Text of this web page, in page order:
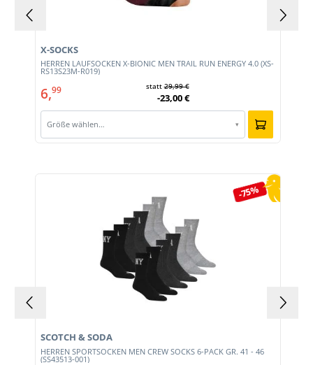
HERREN LAUFSOCKEN X-BIONIC MEN TRAIL RUN ENERGY 4.0 (XS-
RS13S23M-R019)
X-SOCKS
6,99 statt29,99 €
-23,00 €
Größe wählen… ▾
-75%
HERREN SPORTSOCKEN MEN CREW SOCKS 6-PACK GR. 41 - 46
(SS43513-001)
SCOTCH & SODA